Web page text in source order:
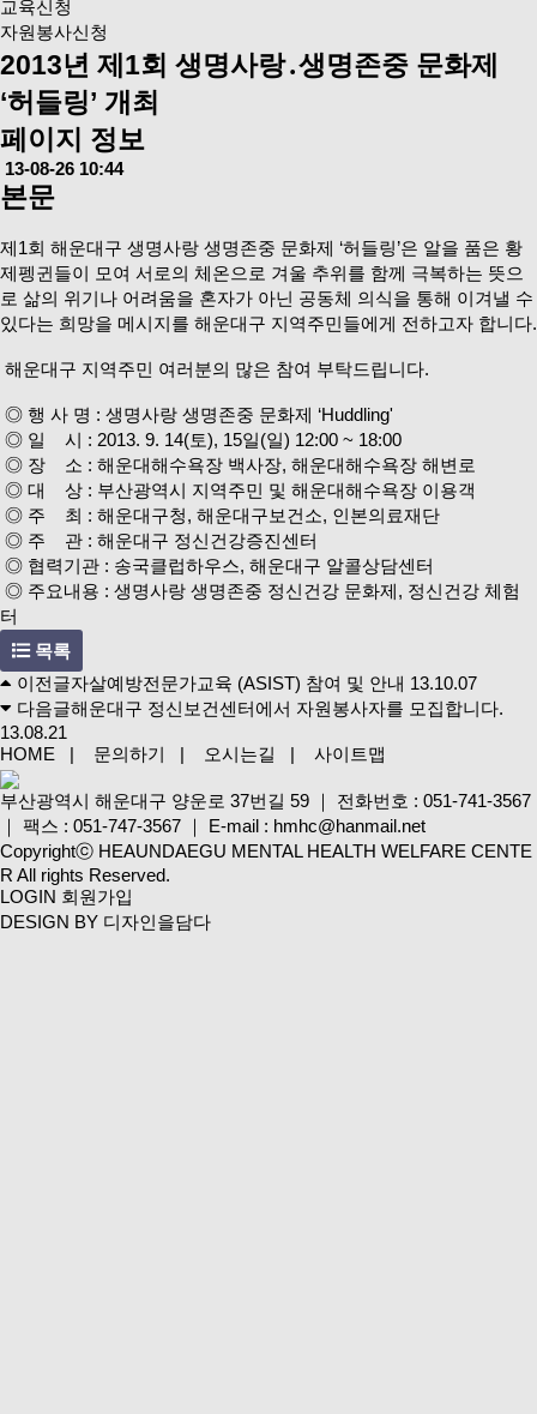
교육신청
자원봉사신청
2013년 제1회 생명사랑․생명존중 문화제
‘허들링’ 개최
페이지 정보
13-08-26 10:44
본문
제1회 해운대구 생명사랑 생명존중 문화제 ‘허들링’은 알을 품은 황
제펭귄들이 모여 서로의 체온으로 겨울 추위를 함께 극복하는 뜻으
로 삶의 위기나 어려움을 혼자가 아닌 공동체 의식을 통해 이겨낼 수
있다는 희망을 메시지를 해운대구 지역주민들에게 전하고자 합니다.
해운대구 지역주민 여러분의 많은 참여 부탁드립니다.
◎ 행 사 명 : 생명사랑 생명존중 문화제 ‘Huddling'
◎ 일 시 : 2013. 9. 14(토), 15일(일) 12:00 ~ 18:00
◎ 장 소 : 해운대해수욕장 백사장, 해운대해수욕장 해변로
◎ 대 상 : 부산광역시 지역주민 및 해운대해수욕장 이용객
◎ 주 최 : 해운대구청, 해운대구보건소, 인본의료재단
◎ 주 관 : 해운대구 정신건강증진센터
◎ 협력기관 : 송국클럽하우스, 해운대구 알콜상담센터
◎ 주요내용 : 생명사랑 생명존중 정신건강 문화제, 정신건강 체험
터
목록
이전글자살예방전문가교육 (ASIST) 참여 및 안내 13.10.07
다음글해운대구 정신보건센터에서 자원봉사자를 모집합니다.
13.08.21
HOME | 문의하기 | 오시는길 | 사이트맵
부산광역시 해운대구 양운로 37번길 59 ｜
전화번호 : 051-741-3567
｜
팩스 : 051-747-3567 ｜
E-mail : hmhc@hanmail.net
Copyrightⓒ HEAUNDAEGU MENTAL HEALTH WELFARE CENTE
R All rights Reserved.
LOGIN 회원가입
DESIGN BY 디자인을담다